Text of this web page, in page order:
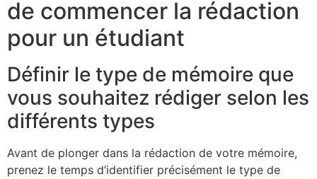
de commencer la rédaction
pour un étudiant
Définir le type de mémoire que
vous souhaitez rédiger selon les
différents types
Avant de plonger dans la rédaction de votre mémoire,
prenez le temps d’identifier précisément le type de